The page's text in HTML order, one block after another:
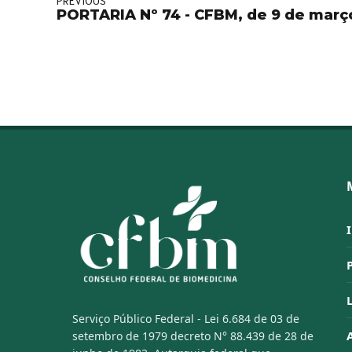
PORTARIA Nº 74 - CFBM, de 9 de
Serviço Público Federal - Lei 6.684 de 03 de
setembro de 1979 decreto N° 88.439 de 28 de